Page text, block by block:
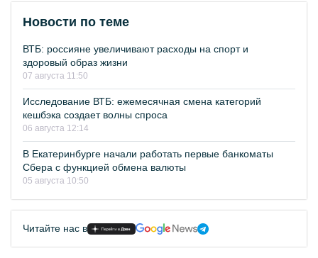
Новости по теме
ВТБ: россияне увеличивают расходы на спорт и
здоровый образ жизни
07 августа 11:50
Исследование ВТБ: ежемесячная смена категорий
кешбэка создает волны спроса
06 августа 12:14
В Екатеринбурге начали работать первые банкоматы
Сбера с функцией обмена валюты
05 августа 10:50
Читайте нас в